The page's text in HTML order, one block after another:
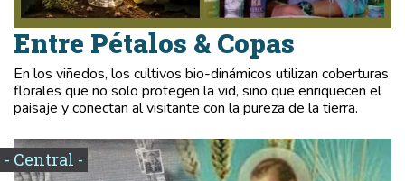
Entre Pétalos & Copas
En los viñedos, los cultivos bio-dinámicos utilizan coberturas
florales que no solo protegen la vid, sino que enriquecen el
paisaje y conectan al visitante con la pureza de la tierra.
- Central -